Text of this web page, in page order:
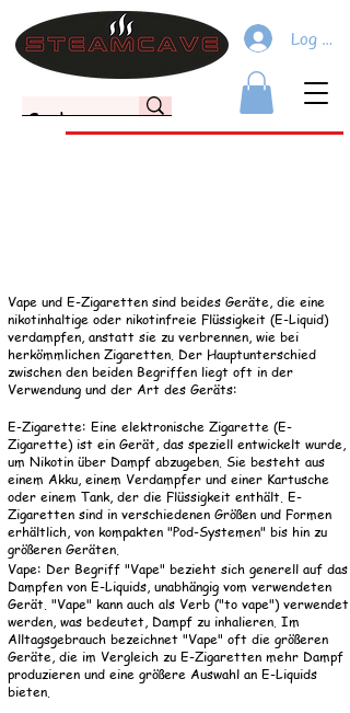
Log In
Vape und E-Zigaretten sind beides Geräte, die eine
nikotinhaltige oder nikotinfreie Flüssigkeit (E-Liquid)
verdampfen, anstatt sie zu verbrennen, wie bei
herkömmlichen Zigaretten. Der Hauptunterschied
zwischen den beiden Begriffen liegt oft in der
Verwendung und der Art des Geräts:
E-Zigarette: Eine elektronische Zigarette (E-
Zigarette) ist ein Gerät, das speziell entwickelt wurde,
um Nikotin über Dampf abzugeben. Sie besteht aus
einem Akku, einem Verdampfer und einer Kartusche
oder einem Tank, der die Flüssigkeit enthält. E-
Zigaretten sind in verschiedenen Größen und Formen
erhältlich, von kompakten "Pod-Systemen" bis hin zu
größeren Geräten.
Vape: Der Begriff "Vape" bezieht sich generell auf das
Dampfen von E-Liquids, unabhängig vom verwendeten
Gerät. "Vape" kann auch als Verb ("to vape") verwendet
werden, was bedeutet, Dampf zu inhalieren. Im
Alltagsgebrauch bezeichnet "Vape" oft die größeren
Geräte, die im Vergleich zu E-Zigaretten mehr Dampf
produzieren und eine größere Auswahl an E-Liquids
bieten.